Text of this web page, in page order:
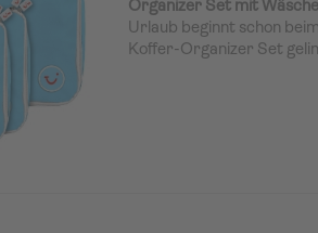
Organizer Set mit
Urlaub beginnt schon
Koffer-Organizer Set